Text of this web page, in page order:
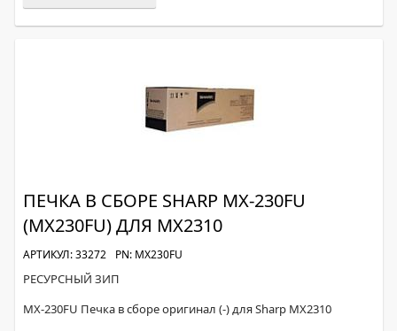
ПЕЧКА В СБОРЕ SHARP MX-230FU
(MX230FU) ДЛЯ MX2310
АРТИКУЛ: 33272 PN: MX230FU
РЕСУРСНЫЙ ЗИП
MX-230FU Печка в сборе оригинал (-) для Sharp MX2310